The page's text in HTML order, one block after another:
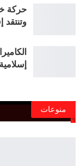
حركة
وتنتقد
منوعات